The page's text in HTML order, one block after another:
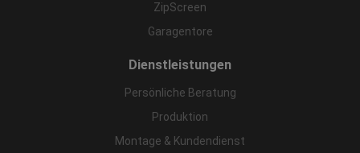
ZipScreen
Garagentore
Dienstleistungen
Persönliche Beratung
Produktion
Montage & Kundendienst